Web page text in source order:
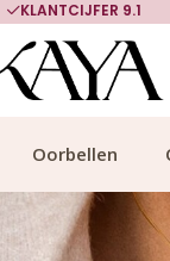
700.000+
Oorbellen